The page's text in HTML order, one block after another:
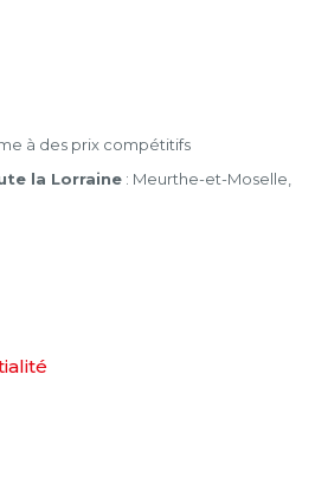
à des prix compétitifs
la Lorraine : Meurthe-et-Moselle,